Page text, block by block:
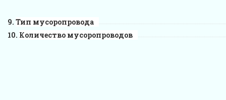
Тип мусоропровода
Количество мусоропроводов